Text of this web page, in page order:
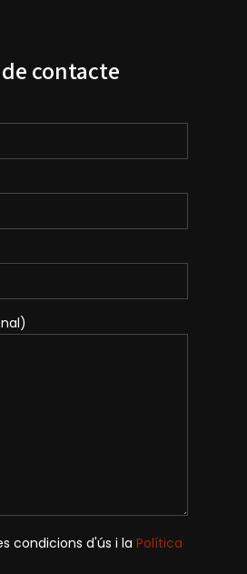
contacte
condicions d'ús i la Política